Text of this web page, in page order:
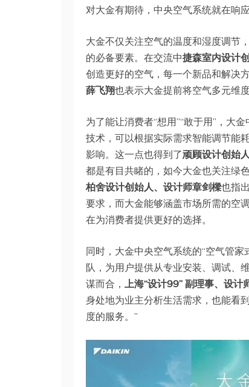
对大金有期待，中央空气系统就在响应
大金不仅关注空气的温度和湿度调节
的必备要素。在交流中捷森室内设计
创造更好的空气，每一个新品和解决
薛飞翔也表示大金提前将空气多元维
为了能让消费者“想用”“敢于用”，大
技术，可以根据实际需求智能调节能
影响。这一点也得到了顽顾设计创始
都是有目共睹的，如今大金也关注绿
柏舍设计创始⼈、设计师章剑樑也指
要求，而大金能够涵盖市场所需的空
在为消费者提供更好的选择。
同时，大金中央空气系统的“空气管家
队，为用户提供从专业安装、调试、
谋而合， 上海“设计99” 副理事、设计
身处地为业主分析生活需求，也能看
度的服务。”